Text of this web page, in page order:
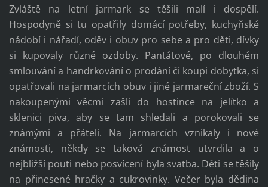
Zvláště na letní jarmark se těšili malí i dospělí.
Hospodyně si tu opatřily domácí potřeby, kuchyňské
nádobí i nářadí, oděv i obuv pro sebe a pro děti, dívky
si kupovaly různé ozdoby. Pantátové, po dlouhém
smlouvání a handrkování o prodání či koupi dobytka, si
opatřovali na jarmarcích obuv i jiné jarmareční zboží. S
nakoupenými věcmi zašli do hostince na jelítko a
sklenici piva, aby se tam shledali a porokovali se
známými a přáteli. Na jarmarcích vznikaly i nové
známosti, někdy se taková známost utvrdila a o
nejbližší pouti nebo posvícení byla svatba. Děti se těšily
na přinesené hračky a cukrovinky. Večer byla dědina